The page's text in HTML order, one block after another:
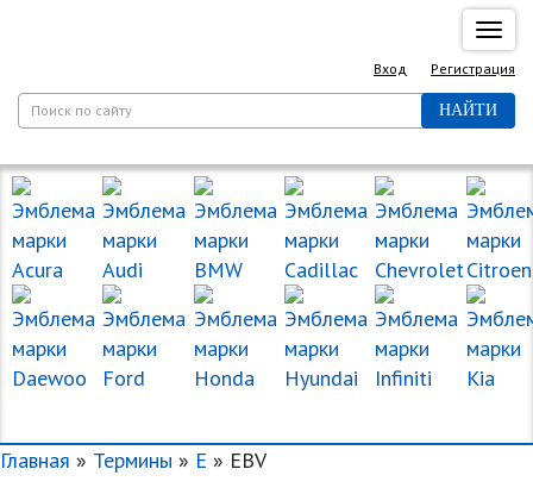
Вход Регистрация
НАЙТИ
Главная » Термины » E » EBV